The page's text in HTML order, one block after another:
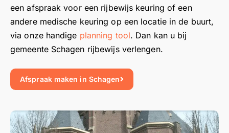
een afspraak voor een rijbewijs keuring of een
andere medische keuring op een locatie in de buurt,
via onze handige planning tool. Dan kan u bij
gemeente Schagen rijbewijs verlengen.
Afspraak maken in Schagen